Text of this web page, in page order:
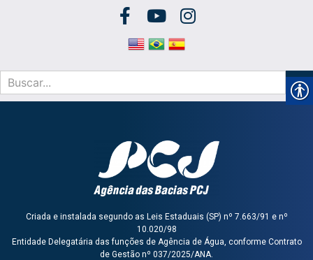
Criada e instalada segundo as Leis Estaduais (SP) nº 7.663/91 e nº
10.020/98
Entidade Delegatária das funções de Agência de Água, conforme Contrato
de Gestão nº 037/2025/ANA.